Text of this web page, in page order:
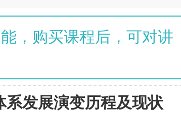
，购买课程后，可对讲
发展演变历程及现状